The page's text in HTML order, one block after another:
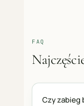
FAQ
Czy zabieg